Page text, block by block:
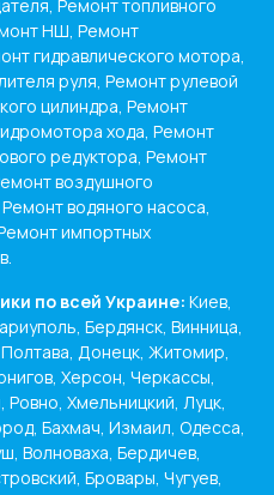
Ремонт топливного
НШ, Ремонт
гидравлического мотора,
руля, Ремонт рулевой
цилиндра, Ремонт
хода, Ремонт
редуктора, Ремонт
воздушного
водяного насоса,
импортных
по всей Украине: Киев,
Бердянск, Винница,
Донецк, Житомир,
Херсон, Черкассы,
Хмельницкий, Луцк,
Бахмач, Измаил, Одесса,
Волноваха, Бердичев,
Бровары, Чугуев,